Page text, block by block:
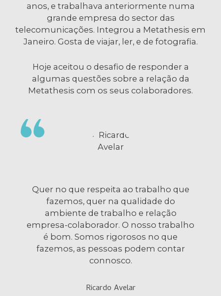
anos, e trabalhava anteriormente numa
grande empresa do sector das
telecomunicações. Integrou a Metathesis em
Janeiro. Gosta de viajar, ler, e de fotografia.
Hoje aceitou o desafio de responder a
algumas questões sobre a relação da
Metathesis com os seus colaboradores.
Quer no que respeita ao trabalho que
fazemos, quer na qualidade do
ambiente de trabalho e relação
empresa-colaborador. O nosso trabalho
é bom. Somos rigorosos no que
fazemos, as pessoas podem contar
connosco.
Ricardo Avelar